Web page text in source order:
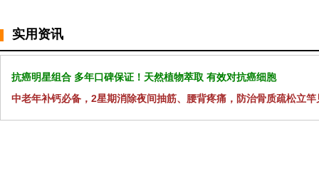
实用资讯
抗癌明星组合 多年口碑保证！天然植物萃取 有效对抗癌细胞
中老年补钙必备，2星期消除夜间抽筋、腰背疼痛，防治骨质疏松立竿